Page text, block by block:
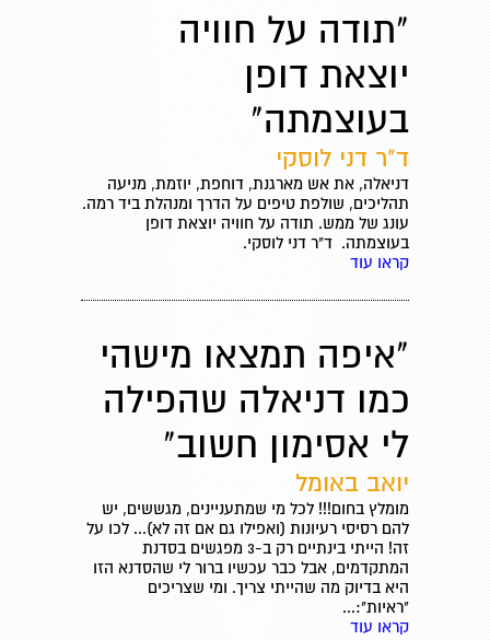
"תודה על חוויה
יוצאת דופן
בעוצמתה"
ד"ר דני לוסקי
דניאלה, את אש מארגנת, דוחפת, יוזמת, מניעה
תהליכים, שולפת טיפים על הדרך ומנהלת ביד רמה.
עונג של ממש. תודה על חוויה יוצאת דופן
בעוצמתה. ד"ר דני לוסקי.
קראו עוד
"איפה תמצאו מישהי
כמו דניאלה שהפילה
לי אסימון חשוב"
יואב באומל
מומלץ בחום!!! לכל מי שמתעניינים, מגששים, יש
להם רסיסי רעיונות (ואפילו גם אם זה לא)... לכו על
זה! הייתי בינתיים רק ב-3 מפגשים בסדנת
המתקדמים, אבל כבר עכשיו ברור לי שהסדנא הזו
היא בדיוק מה שהייתי צריך. ומי שצריכים
"ראיות":...
קראו עוד